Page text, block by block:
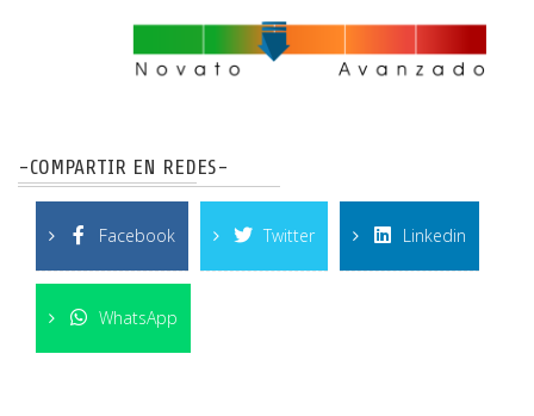
-COMPARTIR EN REDES-
Facebook Twitter Linkedin
WhatsApp